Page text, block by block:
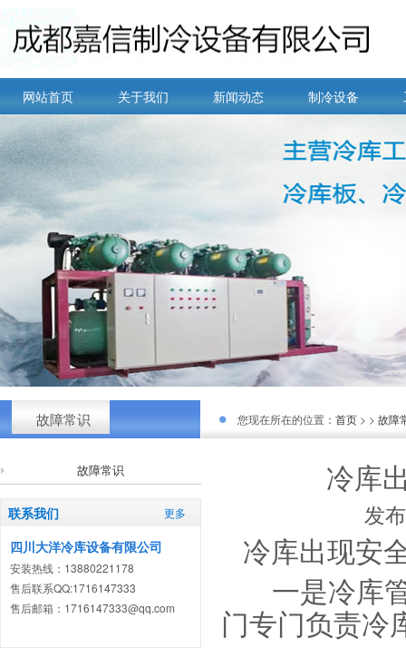
网站首页 关于我们 新闻动态 制冷设备
故障常识
故障常识
更多
联系我们
四川大洋冷库设备有限公司
安装热线：13880221178
售后联系QQ:1716147333
售后邮箱：1716147333@qq.com
您现在所在的位置： 首页 > > 故障
冷库
发
冷库出现安
一是冷库
门专门负责冷